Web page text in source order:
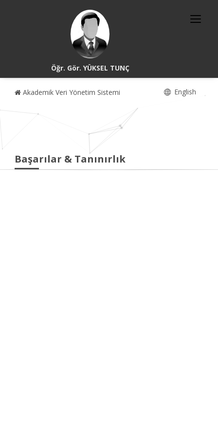
Öğr. Gör. YÜKSEL TUNÇ
Akademik Veri Yönetim Sistemi English
Başarılar & Tanınırlık